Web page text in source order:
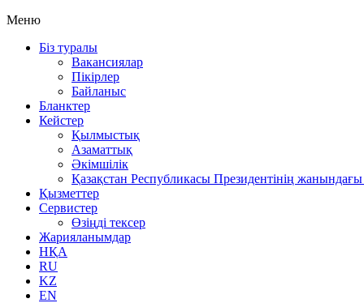
Меню
Біз туралы
Вакансиялар
Пікірлер
Байланыс
Бланктер
Кейстер
Қылмыстық
Азаматтық
Әкімшілік
Қазақстан Республикасы Президентінің
Қызметтер
Сервистер
Өзіңді тексер
Жарияланымдар
НҚА
RU
KZ
EN